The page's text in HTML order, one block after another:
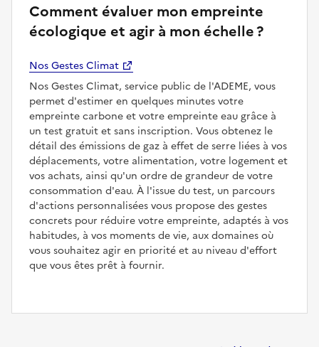
Comment évaluer mon empreinte
écologique et agir à mon échelle ?
Nos Gestes Climat
Nos Gestes Climat, service public de l'ADEME, vous
permet d'estimer en quelques minutes votre
empreinte carbone et votre empreinte eau grâce à
un test gratuit et sans inscription. Vous obtenez le
détail des émissions de gaz à effet de serre liées à vos
déplacements, votre alimentation, votre logement et
vos achats, ainsi qu'un ordre de grandeur de votre
consommation d'eau. À l'issue du test, un parcours
d'actions personnalisées vous propose des gestes
concrets pour réduire votre empreinte, adaptés à vos
habitudes, à vos moments de vie, aux domaines où
vous souhaitez agir en priorité et au niveau d'effort
que vous êtes prêt à fournir.